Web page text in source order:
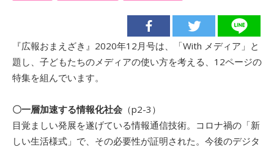
『広報おまえざき』2020年12月号は、「With メディア」と
題し、子どもたちのメディアの使い方を考える、12ページの
特集を組んでいます。
〇一層加速する情報化社会 （p2-3）
目覚ましい発展を遂げている情報通信技術。コロナ禍の「新
しい生活様式」で、その必要性が証明された。今後のデジタ